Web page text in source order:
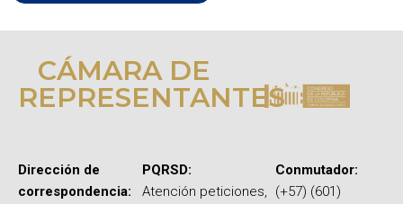
CÁMARA DE
REPRESENTANTES
Dirección de
correspondencia:
PQRSD:
Atención peticiones,
Conmutador:
(+57) (601)